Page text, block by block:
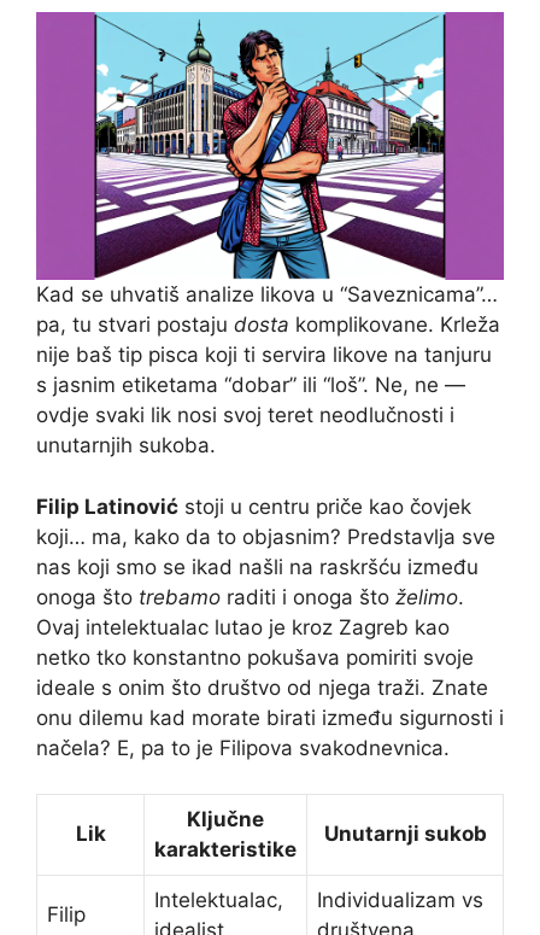
Kad se uhvatiš analize likova u “Saveznicama”…
pa, tu stvari postaju dosta komplikovane. Krleža
nije baš tip pisca koji ti servira likove na tanjuru
s jasnim etiketama “dobar” ili “loš”. Ne, ne —
ovdje svaki lik nosi svoj teret neodlučnosti i
unutarnjih sukoba.
Filip Latinović stoji u centru priče kao čovjek
koji… ma, kako da to objasnim? Predstavlja sve
nas koji smo se ikad našli na raskršću između
onoga što trebamo raditi i onoga što želimo.
Ovaj intelektualac lutao je kroz Zagreb kao
netko tko konstantno pokušava pomiriti svoje
ideale s onim što društvo od njega traži. Znate
onu dilemu kad morate birati između sigurnosti i
načela? E, pa to je Filipova svakodnevnica.
Lik
Ključne
karakteristike
Unutarnji sukob
Filip
Intelektualac,
Individualizam vs